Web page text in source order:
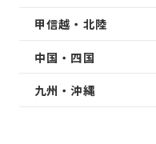
甲信越・北陸
中国・四国
九州・沖縄